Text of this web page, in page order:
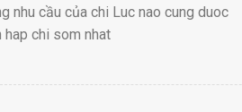
nhu cầu của chi Luc nao cung duoc
hap chi som nhat